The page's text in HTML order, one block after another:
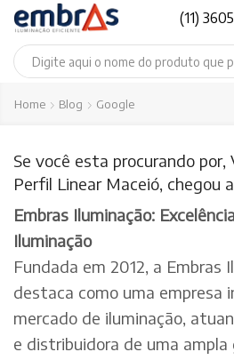
(11)
Home Blog Google
Se você esta procurando
Perfil Linear Maceió, chegou
Embras Iluminação:
Iluminação
Fundada em 2012, a Embras
destaca como uma empresa
mercado de iluminação,
e distribuidora de uma